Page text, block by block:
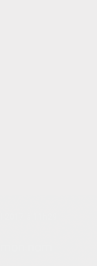
à 11h29
nom